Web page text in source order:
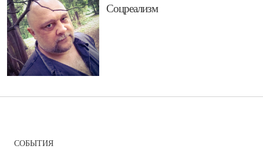
​Соцреализм
СОБЫТИЯ